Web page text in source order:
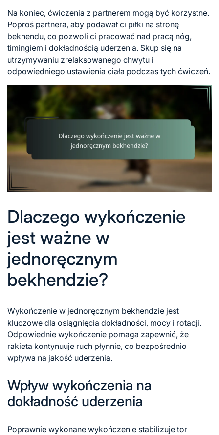
Na koniec, ćwiczenia z partnerem mogą być korzystne.
Poproś partnera, aby podawał ci piłki na stronę
bekhendu, co pozwoli ci pracować nad pracą nóg,
timingiem i dokładnością uderzenia. Skup się na
utrzymywaniu zrelaksowanego chwytu i
odpowiedniego ustawienia ciała podczas tych ćwiczeń.
Dlaczego wykończenie
jest ważne w
jednoręcznym
bekhendzie?
Wykończenie w jednoręcznym bekhendzie jest
kluczowe dla osiągnięcia dokładności, mocy i rotacji.
Odpowiednie wykończenie pomaga zapewnić, że
rakieta kontynuuje ruch płynnie, co bezpośrednio
wpływa na jakość uderzenia.
Wpływ wykończenia na
dokładność uderzenia
Poprawnie wykonane wykończenie stabilizuje tor